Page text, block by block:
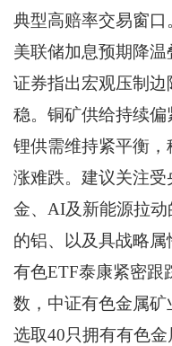
典型高赔率交易窗口
美联储加息预期降
证券指出宏观压制
稳。铜矿供给持续偏
锂供需维持紧平衡
涨难跌。建议关注
金、AI及新能源拉
的铝、以及具战略属
有色ETF泰康紧密跟
数，中证有色金属
选取40只拥有有色